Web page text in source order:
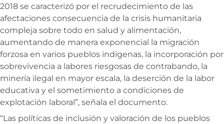
2018 se caracterizó por el recrudecimiento de las
afectaciones consecuencia de la crisis humanitaria
compleja sobre todo en salud y alimentación,
aumentando de manera exponencial la migración
forzosa en varios pueblos indígenas, la incorporación por
sobrevivencia a labores riesgosas de contrabando, la
minería ilegal en mayor escala, la deserción de la labor
educativa y el sometimiento a condiciones de
explotación laboral”, señala el documento.
“Las políticas de inclusión y valoración de los pueblos